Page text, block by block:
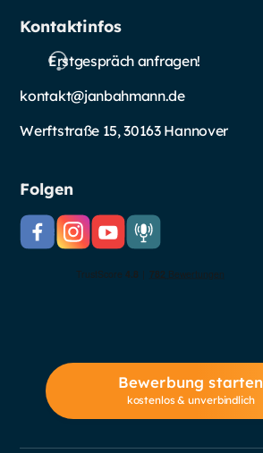
Kontaktinfos
Erstgespräch anfragen!
kontakt@janbahmann.de
Werftstraße 15, 30163 Hannover
Bewerbung starten
kostenlos & unverbindlich
Folgen